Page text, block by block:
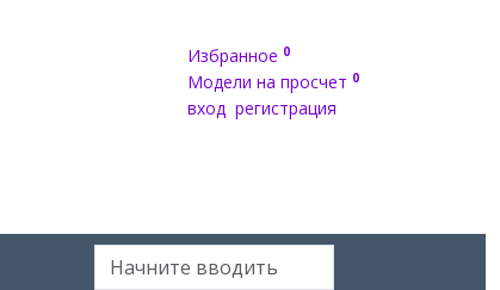
Избранное 0
Модели на просчет 0
вход регистрация